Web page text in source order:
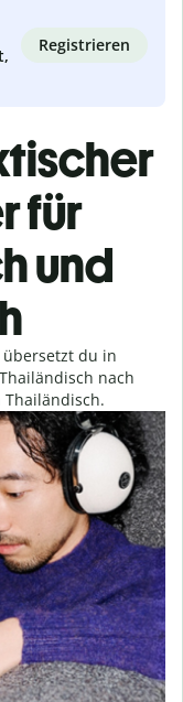
Registrieren
für
und
du in
nach
Thailändisch.